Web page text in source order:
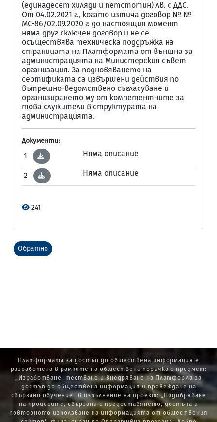
(единадесет хиляди и петстотин) лв. с ДДС.
От 04.02.2021 г., когато изтича договор № №
МС-86/02.09.2020 г. до настоящия момент
няма друг сключен договор и не се
осъществява техническа поддръжка на
страницата на Платформата от външна за
администрацията на Министерския съвет
организация. За подновяването на
сертификата са извършени действия по
вътрешно-ведомствено съгласуване и
организирането му от компетентните за
това служители в структурата на
администрацията.
Документи:
1 Няма описание
2 Няма описание
241
Обратно
Платформата за достъп до обществена информация е
разработена в рамките на обществена поръчка с предмет:
„Изработване, тестване и внедряване на Платформа за
достъп до обществена информация и провеждане на
свързано обучение“ в изпълнение на проект: „Подобряване
на процесите, свързани с предоставянето, достъпа и
повторното използване на информацията от обществения